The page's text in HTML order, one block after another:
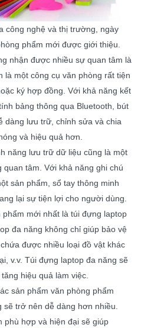
công nghệ và thị trường, ngày
phẩm mới được giới thiệu.
nhận được nhiều sự quan tâm là
là một công cụ văn phòng rất tiện
ký hợp đồng. Với khả năng kết
bảng thông qua Bluetooth, bút
dàng lưu trữ, chỉnh sửa và chia
và hiệu quả hơn.
năng lưu trữ dữ liệu cũng là một
tâm. Với khả năng ghi chú
sản phẩm, sổ tay thông minh
lại sự tiện lợi cho người dùng.
mới nhất là túi đựng laptop
đa năng không chỉ giúp bảo vệ
được nhiều loại đồ vật khác
v.v. Túi đựng laptop đa năng sẽ
hiệu quả làm việc.
sản phẩm văn phòng phẩm
sẽ trở nên dễ dàng hơn nhiều.
phù hợp và hiện đại sẽ giúp